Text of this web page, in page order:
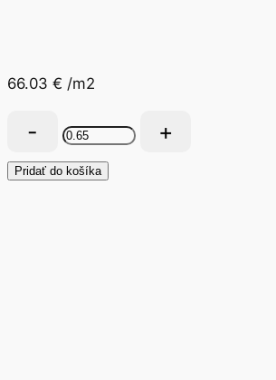
66.03 € /m2
Drevená
podlaha
Pridať do košíka